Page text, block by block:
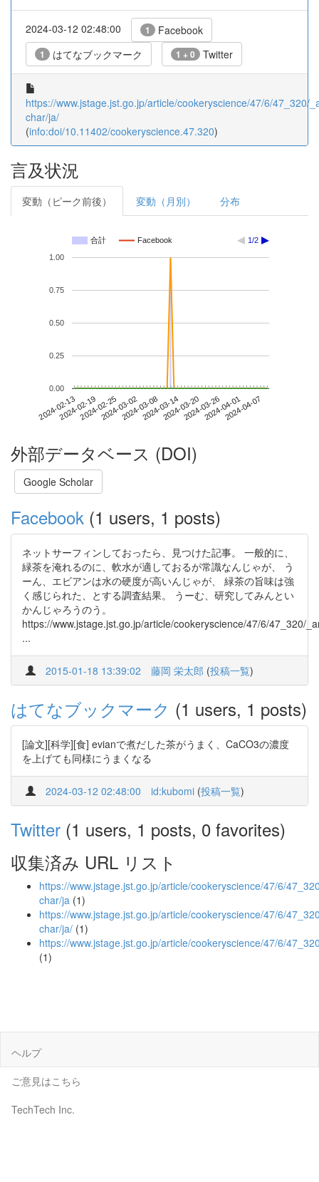
2024-03-12 02:48:00 1 Facebook
1 はてなブックマーク 1 + 0 Twitter
https://www.jstage.jst.go.jp/article/cookeryscience/47/6/47_320/
char/ja/
(info:doi/10.11402/cookeryscience.47.320)
言及状況
変動（ピーク前後） 変動（月別） 分布
合計 Facebook 1/2
2024-02-132024-02-192024-02-252024-03-022024-03-082024-03-142024-03-202024-03-262024-04-012024-04-07
0.00
0.25
0.50
0.75
1.00
外部データベース (DOI)
Google Scholar
Facebook (1 users, 1 posts)
ネットサーフィンしておったら、見つけた記事。 一般的に、
緑茶を淹れるのに、軟水が適しておるが常識なんじゃが、 う
ーん、エビアンは水の硬度が高いんじゃが、 緑茶の旨味は強
く感じられた、とする調査結果。 うーむ、研究してみんとい
かんじゃろうのう。
https://www.jstage.jst.go.jp/article/cookeryscience/47/6/47_320/
...
2015-01-18 13:39:02 藤岡 栄太郎 (投稿一覧)
はてなブックマーク (1 users, 1 posts)
[論文][科学][食] evianで煮だした茶がうまく、CaCO3の濃度
を上げても同様にうまくなる
2024-03-12 02:48:00 id:kubomi (投稿一覧)
Twitter (1 users, 1 posts, 0 favorites)
収集済み URL リスト
https://www.jstage.jst.go.jp/article/cookeryscience/47/6/
char/ja (1)
https://www.jstage.jst.go.jp/article/cookeryscience/47/6/
char/ja/ (1)
https://www.jstage.jst.go.jp/article/cookeryscience/47/6/
(1)
ヘルプ
ご意見はこちら
TechTech Inc.